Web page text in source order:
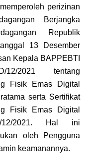
perizinan
Berjangka
Republik
13 Desember
Kepala BAPPEBTI
12/2021 tentang
Fisik Emas Digital
serta Sertifikat
Fisik Emas Digital
12/2021. Hal ini
oleh Pengguna
keamanannya.